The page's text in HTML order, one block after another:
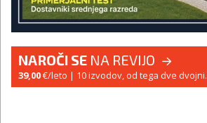
NAROČI SE NA REVIJO
39,00€/leto | 10 izvodov, od tega dve dvojni.